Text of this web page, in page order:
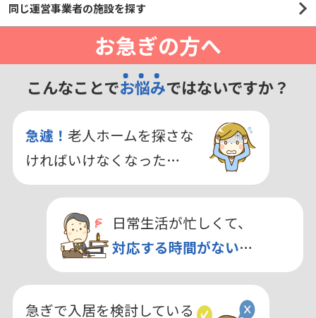
同じ運営事業者の施設を探す
お急ぎの方へ
こんなことでお悩みではないですか？
急遽！ 老人ホームを探さな
ければいけなくなった…
日常生活が忙しくて、
対応する時間がない…
急ぎで入居を検討している